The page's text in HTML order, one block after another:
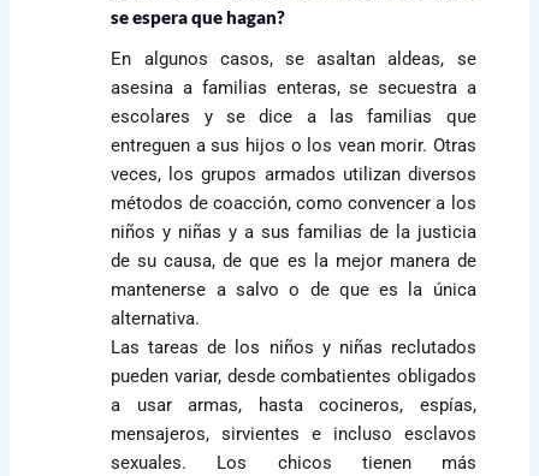
se espera que hagan?
En algunos casos, se asaltan aldeas, se
asesina a familias enteras, se secuestra a
escolares y se dice a las familias que
entreguen a sus hijos o los vean morir. Otras
veces, los grupos armados utilizan diversos
métodos de coacción, como convencer a los
niños y niñas y a sus familias de la justicia
de su causa, de que es la mejor manera de
mantenerse a salvo o de que es la única
alternativa.
Las tareas de los niños y niñas reclutados
pueden variar, desde combatientes obligados
a usar armas, hasta cocineros, espías,
mensajeros, sirvientes e incluso esclavos
sexuales. Los chicos tienen más